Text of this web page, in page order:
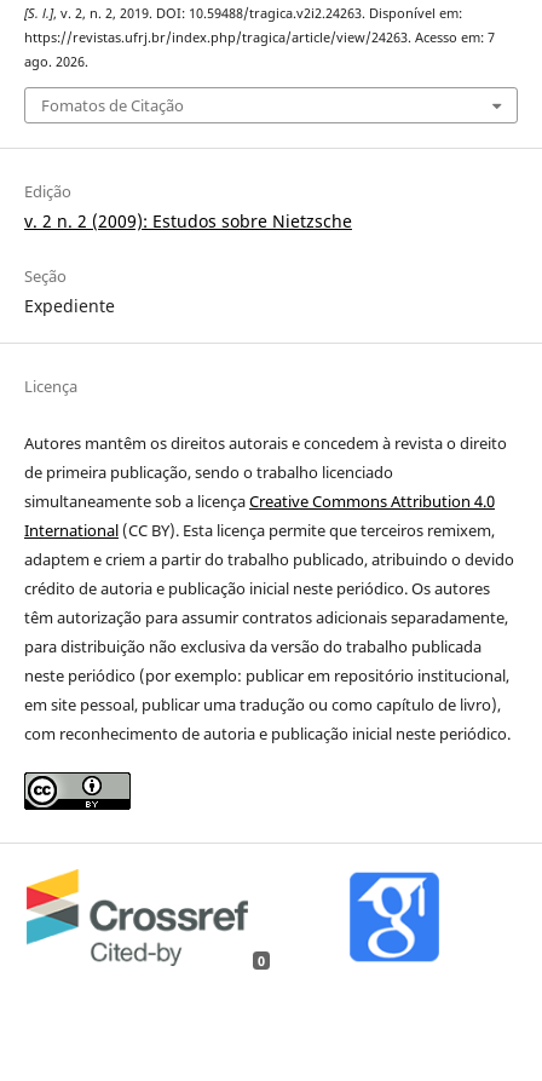
[S. l.], v. 2, n. 2, 2019. DOI: 10.59488/tragica.v2i2.24263. Disponível em:
https://revistas.ufrj.br/index.php/tragica/article/view/24263. Acesso em: 7
ago. 2026.
Fomatos de Citação
Edição
v. 2 n. 2 (2009): Estudos sobre Nietzsche
Seção
Expediente
Licença
Autores mantêm os direitos autorais e concedem à revista o direito
de primeira publicação, sendo o trabalho licenciado
simultaneamente sob a licençaCreative Commons Attribution 4.0
International(CC BY). Esta licença permite que terceiros remixem,
adaptem e criem a partir do trabalho publicado, atribuindo o devido
crédito de autoria e publicação inicial neste periódico. Os autores
têm autorização para assumir contratos adicionais separadamente,
para distribuição não exclusiva da versão do trabalho publicada
neste periódico (por exemplo: publicar em repositório institucional,
em site pessoal, publicar uma tradução ou como capítulo de livro),
com reconhecimento de autoria e publicação inicial neste periódico.
0